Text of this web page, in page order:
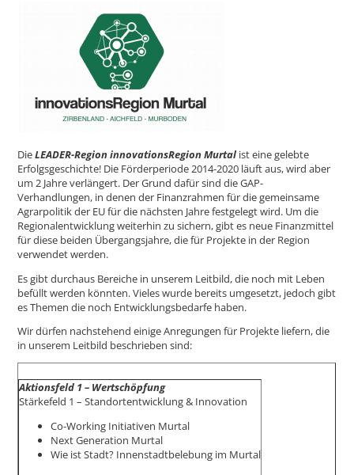
DieLEADER-Region innovationsRegion Murtalist eine gelebte
Erfolgsgeschichte! Die Förderperiode 2014-2020 läuft aus, wird aber
um 2 Jahre verlängert. Der Grund dafür sind die GAP-
Verhandlungen, in denen der Finanzrahmen für die gemeinsame
Agrarpolitik der EU für die nächsten Jahre festgelegt wird. Um die
Regionalentwicklung weiterhin zu sichern, gibt es neue Finanzmittel
für diese beiden Übergangsjahre, die für Projekte in der Region
verwendet werden.
Es gibt durchaus Bereiche in unserem Leitbild, die noch mit Leben
befüllt werden könnten. Vieles wurde bereits umgesetzt, jedoch gibt
es Themen die noch Entwicklungsbedarfe haben.
Wir dürfen nachstehend einige Anregungen für Projekte liefern, die
in unserem Leitbild beschrieben sind:
Aktionsfeld 1 – Wertschöpfung
Stärkefeld 1 – Standortentwicklung & Innovation
Co-Working Initiativen Murtal
Next Generation Murtal
Wie ist Stadt? Innenstadtbelebung im Murtal